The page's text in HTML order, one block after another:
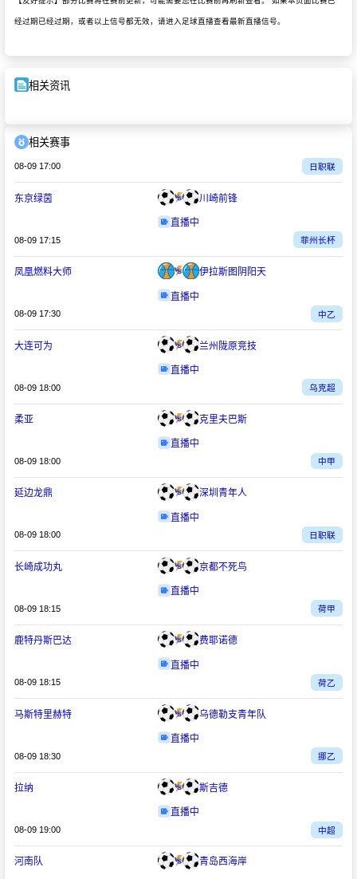
经过期已经过期，或者以上信号都无效，请进入足球直播查看最新直播信号。
相关资讯
相关赛事
08-09 17:00 日职联
东京绿茵 川崎前锋
直播中
08-09 17:15 菲州长杯
凤凰燃料大师 伊拉斯图阴阳天
直播中
08-09 17:30 中乙
大连可为 兰州陇原竞技
直播中
08-09 18:00 乌克超
柔亚 克里夫巴斯
直播中
08-09 18:00 中甲
延边龙鼎 深圳青年人
直播中
08-09 18:00 日职联
长崎成功丸 京都不死鸟
直播中
08-09 18:15 荷甲
鹿特丹斯巴达 费耶诺德
直播中
08-09 18:15 荷乙
马斯特里赫特 乌德勒支青年队
直播中
08-09 18:30 挪乙
拉纳 斯吉德
直播中
08-09 19:00 中超
河南队 青岛西海岸